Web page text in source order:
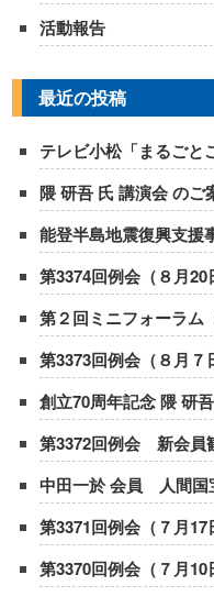
活動報告
最近の投稿
テレビ小松「まるごと
隈 研吾 氏 講演会 の
能登半島地震復興支援
第3374回例会（８月20
第２回ミニフォーラム
第3373回例会（８月７
創立70周年記念 隈 研
第3372回例会 新会員
中田一於 会員 人間国
第3371回例会（７月17
第3370回例会（７月10